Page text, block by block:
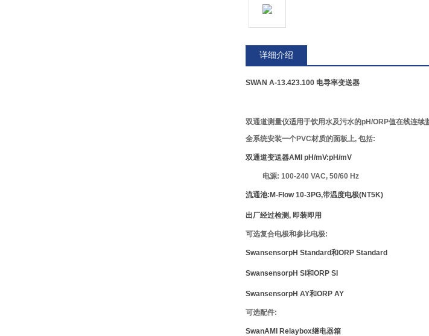
详细介绍
SWAN A-13.423.100 电导率变送器
双通道测量仪适用于饮用水及污水的pH/ORP值在线连续
全系统安装一个PVC材质的面板上, 包括:
双通道变送器AMI pH/mV:pH/mV
电源: 100-240 VAC, 50/60 Hz
流通池: M-Flow 10-3PG,带温度电极(NT5K)
出厂经过检测, 即装即用
可选复合电极和参比电极:
SwansensorpH Standard和ORP Standard
SwansensorpH SI 和ORP SI
SwansensorpH AY和ORP AY
可选配件:
SwanAMI Relaybox继电器箱